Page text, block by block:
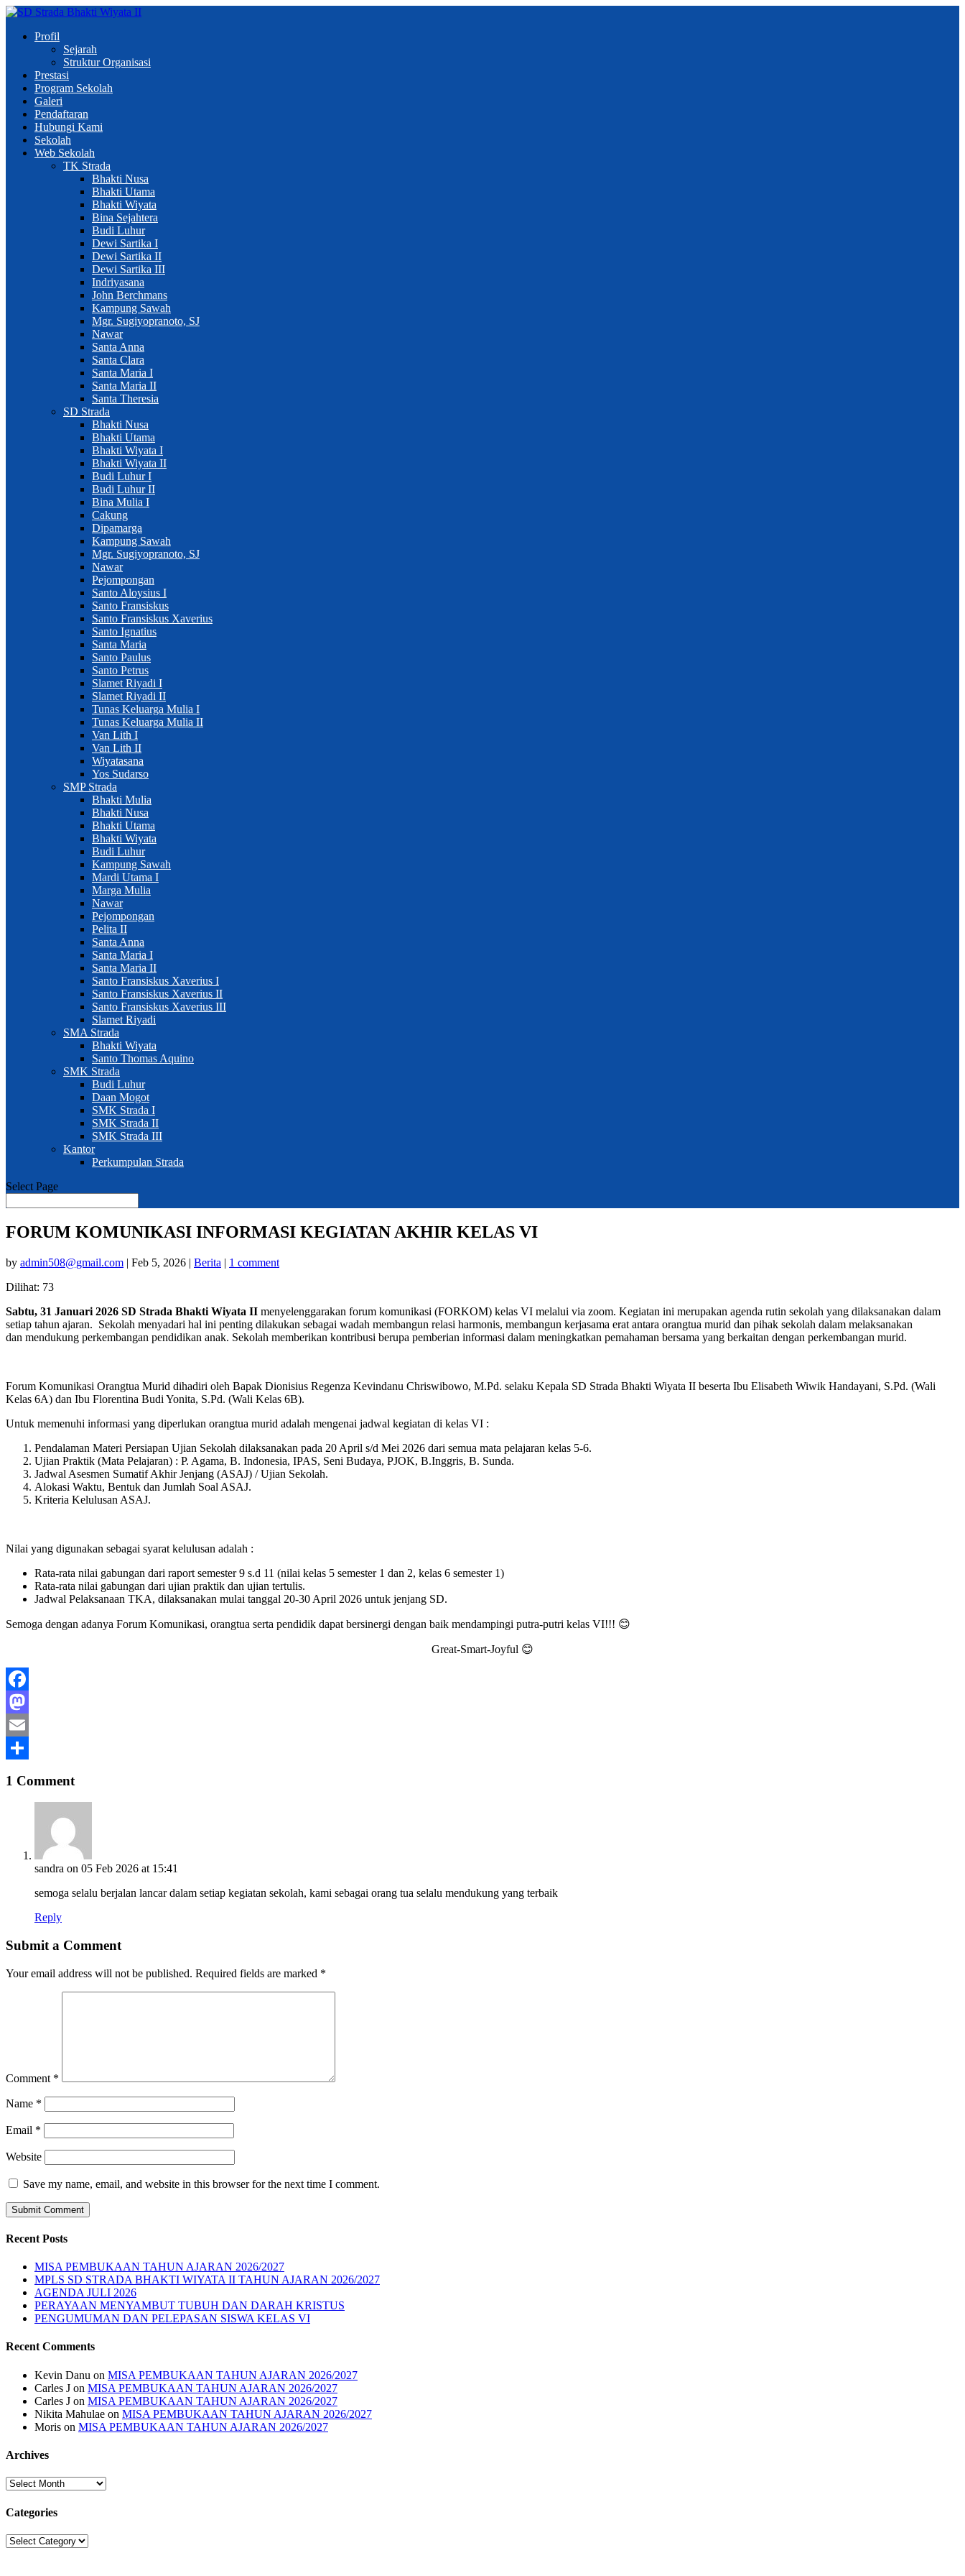
Profil
Sejarah
Struktur Organisasi
Prestasi
Program Sekolah
Galeri
Pendaftaran
Hubungi Kami
Sekolah
Web Sekolah
TK Strada
Bhakti Nusa
Bhakti Utama
Bhakti Wiyata
Bina Sejahtera
Budi Luhur
Dewi Sartika I
Dewi Sartika II
Dewi Sartika III
Indriyasana
John Berchmans
Kampung Sawah
Mgr. Sugiyopranoto, SJ
Nawar
Santa Anna
Santa Clara
Santa Maria I
Santa Maria II
Santa Theresia
SD Strada
Bhakti Nusa
Bhakti Utama
Bhakti Wiyata I
Bhakti Wiyata II
Budi Luhur I
Budi Luhur II
Bina Mulia I
Cakung
Dipamarga
Kampung Sawah
Mgr. Sugiyopranoto, SJ
Nawar
Pejompongan
Santo Aloysius I
Santo Fransiskus
Santo Fransiskus Xaverius
Santo Ignatius
Santa Maria
Santo Paulus
Santo Petrus
Slamet Riyadi I
Slamet Riyadi II
Tunas Keluarga Mulia I
Tunas Keluarga Mulia II
Van Lith I
Van Lith II
Wiyatasana
Yos Sudarso
SMP Strada
Bhakti Mulia
Bhakti Nusa
Bhakti Utama
Bhakti Wiyata
Budi Luhur
Kampung Sawah
Mardi Utama I
Marga Mulia
Nawar
Pejompongan
Pelita II
Santa Anna
Santa Maria I
Santa Maria II
Santo Fransiskus Xaverius I
Santo Fransiskus Xaverius II
Santo Fransiskus Xaverius III
Slamet Riyadi
SMA Strada
Bhakti Wiyata
Santo Thomas Aquino
SMK Strada
Budi Luhur
Daan Mogot
SMK Strada I
SMK Strada II
SMK Strada III
Kantor
Perkumpulan Strada
Select Page
FORUM KOMUNIKASI INFORMASI KEGIATAN AKHIR KELAS VI
by admin508@gmail.com | Feb 5, 2026 | Berita | 1 comment
Dilihat: 73
Sabtu, 31 Januari 2026 SD Strada Bhakti Wiyata II menyelenggarakan forum komunikasi (FORKOM) kelas VI melalui via zoom. Kegiatan ini merupakan agenda rutin sekolah yang dilaksanakan dalam
setiap tahun ajaran. Sekolah menyadari hal ini penting dilakukan sebagai wadah membangun relasi harmonis, membangun kerjasama erat antara orangtua murid dan pihak sekolah dalam melaksanakan
dan mendukung perkembangan pendidikan anak. Sekolah memberikan kontribusi berupa pemberian informasi dalam meningkatkan pemahaman bersama yang berkaitan dengan perkembangan murid.
Forum Komunikasi Orangtua Murid dihadiri oleh Bapak Dionisius Regenza Kevindanu Chriswibowo, M.Pd. selaku Kepala SD Strada Bhakti Wiyata II beserta Ibu Elisabeth Wiwik Handayani, S.Pd. (Wali
Kelas 6A) dan Ibu Florentina Budi Yonita, S.Pd. (Wali Kelas 6B).
Untuk memenuhi informasi yang diperlukan orangtua murid adalah mengenai jadwal kegiatan di kelas VI :
Pendalaman Materi Persiapan Ujian Sekolah dilaksanakan pada 20 April s/d Mei 2026 dari semua mata pelajaran kelas 5-6.
Ujian Praktik (Mata Pelajaran) : P. Agama, B. Indonesia, IPAS, Seni Budaya, PJOK, B.Inggris, B. Sunda.
Jadwal Asesmen Sumatif Akhir Jenjang (ASAJ) / Ujian Sekolah.
Alokasi Waktu, Bentuk dan Jumlah Soal ASAJ.
Kriteria Kelulusan ASAJ.
Nilai yang digunakan sebagai syarat kelulusan adalah :
Rata-rata nilai gabungan dari raport semester 9 s.d 11 (nilai kelas 5 semester 1 dan 2, kelas 6 semester 1)
Rata-rata nilai gabungan dari ujian praktik dan ujian tertulis.
Jadwal Pelaksanaan TKA, dilaksanakan mulai tanggal 20-30 April 2026 untuk jenjang SD.
Semoga dengan adanya Forum Komunikasi, orangtua serta pendidik dapat bersinergi dengan baik mendampingi putra-putri kelas VI!!! 😊
Great-Smart-Joyful 😊
Facebook
Mastodon
Email
1 Comment
sandra on 05 Feb 2026 at 15:41
semoga selalu berjalan lancar dalam setiap kegiatan sekolah, kami sebagai orang tua selalu mendukung yang terbaik
Reply
Submit a Comment
Your email address will not be published. Required fields are marked *
Comment *
Name *
Email *
Website
Save my name, email, and website in this browser for the next time I comment.
Recent Posts
MISA PEMBUKAAN TAHUN AJARAN 2026/2027
MPLS SD STRADA BHAKTI WIYATA II TAHUN AJARAN 2026/2027
AGENDA JULI 2026
PERAYAAN MENYAMBUT TUBUH DAN DARAH KRISTUS
PENGUMUMAN DAN PELEPASAN SISWA KELAS VI
Recent Comments
Kevin Danu on MISA PEMBUKAAN TAHUN AJARAN 2026/2027
Carles J on MISA PEMBUKAAN TAHUN AJARAN 2026/2027
Carles J on MISA PEMBUKAAN TAHUN AJARAN 2026/2027
Nikita Mahulae on MISA PEMBUKAAN TAHUN AJARAN 2026/2027
Moris on MISA PEMBUKAAN TAHUN AJARAN 2026/2027
Archives
Archives
Categories
Categories